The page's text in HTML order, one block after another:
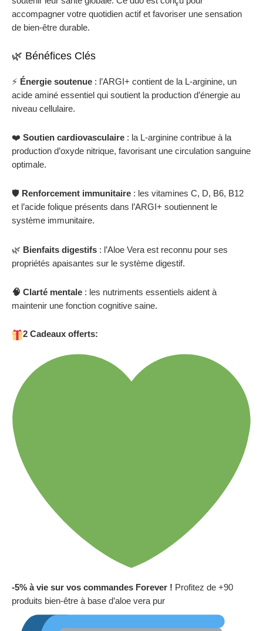
accompagner votre quotidien actif et favoriser une sensation
de bien-être durable.
🌿 Bénéfices Clés
⚡ Énergie soutenue : l’ARGI+ contient de la L-arginine, un
acide aminé essentiel qui soutient la production d’énergie au
niveau cellulaire.
❤️ Soutien cardiovasculaire : la L-arginine contribue à la
production d’oxyde nitrique, favorisant une circulation sanguine
optimale.
🛡️ Renforcement immunitaire : les vitamines C, D, B6, B12
et l’acide folique présents dans l’ARGI+ soutiennent le
système immunitaire.
🌿 Bienfaits digestifs : l’Aloe Vera est reconnu pour ses
propriétés apaisantes sur le système digestif.
🧠 Clarté mentale : les nutriments essentiels aident à
maintenir une fonction cognitive saine.
2 Cadeaux offerts:
-5% à vie sur vos commandes Forever ! Profitez de +90
produits bien-être à base d’aloe vera pur